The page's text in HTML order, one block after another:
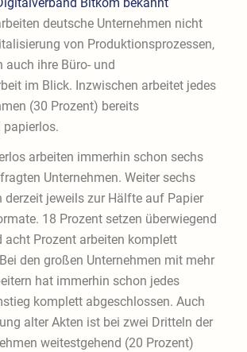
deutsche Unternehmen nicht
von Produktionsprozessen,
auch ihre Büro- und
im Blick. Inzwischen arbeitet jedes
(30 Prozent) bereits
papierlos.
arbeiten immerhin schon sechs
Unternehmen. Weiter sechs
derzeit jeweils zur Hälfte auf Papier
18 Prozent setzen überwiegend
acht Prozent arbeiten komplett
den großen Unternehmen mit mehr
hat immerhin schon jedes
komplett abgeschlossen. Auch
alter Akten ist bei zwei Dritteln der
weitestgehend (20 Prozent)